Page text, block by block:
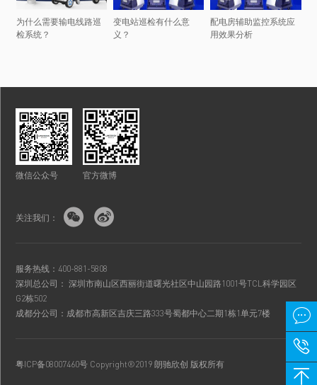
为什么需要输电线路巡
检系统？
变电站巡检有什么意
义？
配电房辅助监控系统应
用效果分析
微信公众号 官方微博
关注我们：  
服务热线：400-881-5808
深圳总公司： 深圳市南山区西丽街道曙光社区中山园路1001号TCL科学园区
G2栋502
成都分公司：成都市高新区吉庆三路333号蜀都中心二期1栋1单元7楼
粤ICP备08007460号 Copyright®2019 朗驰欣创 版权所有


